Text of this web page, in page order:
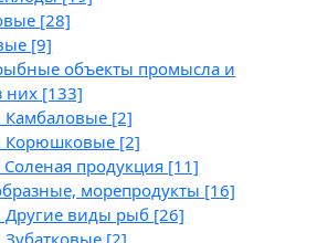
[28]
[9]
объекты промысла и
них [133]
Камбаловые [2]
Корюшковые [2]
продукция [11]
морепродукты [16]
Другие виды рыб [26]